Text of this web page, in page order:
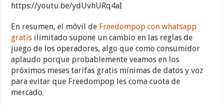
https://youtu.be/ydUvhURq4aI
En resumen, el móvil de Freedompop con whatsapp
gratis ilimitado supone un cambio en las reglas de
juego de los operadores, algo que como consumidor
aplaudo porque probablemente veamos en los
próximos meses tarifas gratis mínimas de datos y voz
para evitar que Freedompop les coma cuota de
mercado.